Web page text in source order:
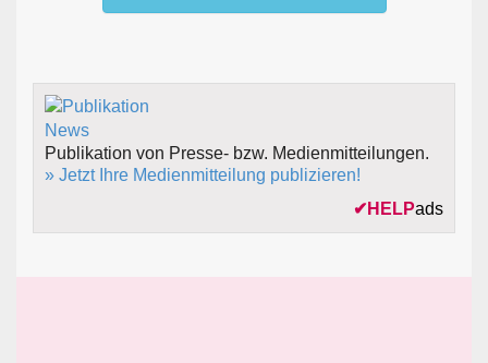
Publikation von Presse- bzw. Medienmitteilungen.
» Jetzt Ihre Medienmitteilung publizieren!
✔ HELPads